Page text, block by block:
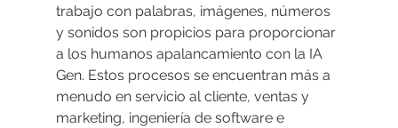
trabajo con palabras, imágenes, números
y sonidos son propicios para proporcionar
a los humanos apalancamiento con la IA
Gen. Estos procesos se encuentran más a
menudo en servicio al cliente, ventas y
marketing, ingeniería de software e